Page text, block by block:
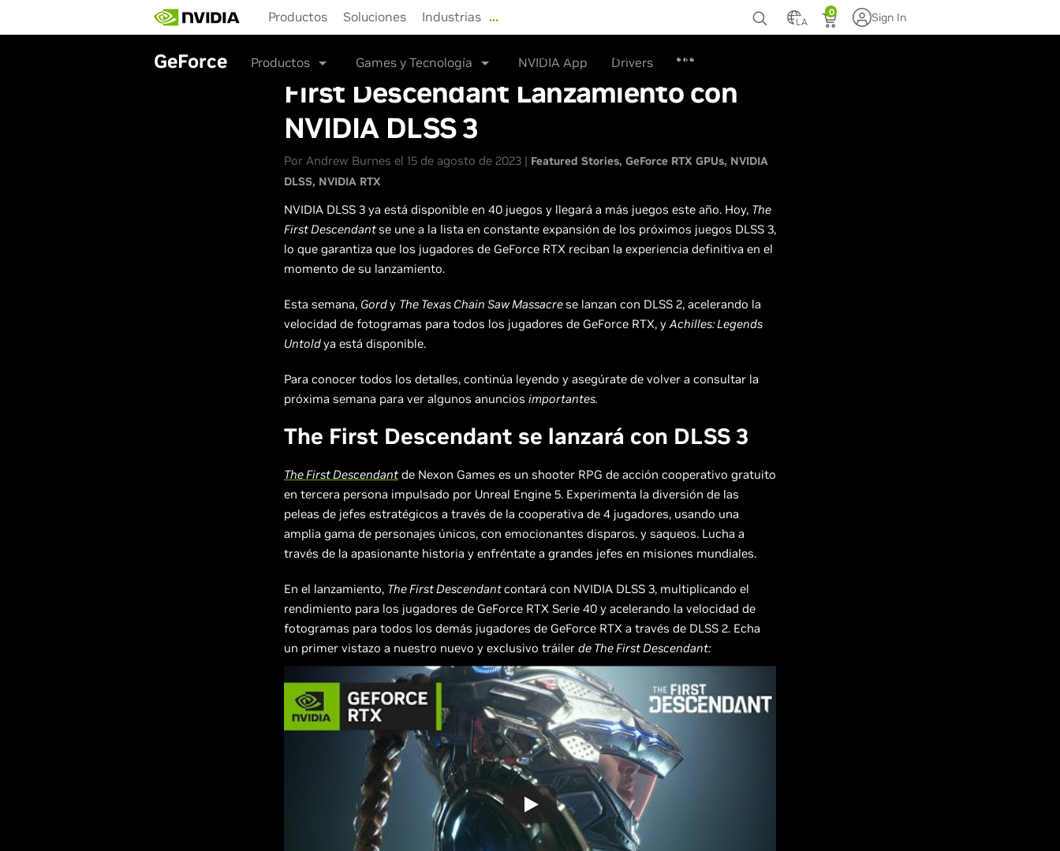
main
Productos Soluciones Industrias …
NVIDIA Store Drivers Soporte
LA
0 Sign In
GeForce Productos Games y Tecnología NVIDIA App Drivers
First Descendant Lanzamiento con
NVIDIA DLSS 3
Por Andrew Burnes el 15 de agosto de 2023 | Featured Stories GeForce RTX GPUs NVIDIA
DLSS NVIDIA RTX
NVIDIA DLSS 3 ya está disponible en 40 juegos y llegará a más juegos este año. Hoy, The
First Descendantse une a la lista en constante expansión de los próximos juegos DLSS 3,
lo que garantiza que los jugadores de GeForce RTX reciban la experiencia definitiva en el
momento de su lanzamiento.
Esta semana, Gordy The Texas Chain Saw Massacrese lanzan con DLSS 2, acelerando la
velocidad de fotogramas para todos los jugadores de GeForce RTX, yAchilles: Legends
Untoldya está disponible.
Para conocer todos los detalles, continúa leyendo y asegúrate de volver a consultar la
próxima semana para ver algunos anuncios importantes.
The First Descendant se lanzará con DLSS 3
The First Descendant de Nexon Games es un shooter RPG de acción cooperativo gratuito
en tercera persona impulsado por Unreal Engine 5. Experimenta la diversión de las
peleas de jefes estratégicos a través de la cooperativa de 4 jugadores, usando una
amplia gama de personajes únicos, con emocionantes disparos. y saqueos. Lucha a
través de la apasionante historia y enfréntate a grandes jefes en misiones mundiales.
En el lanzamiento, The First Descendantcontará con NVIDIA DLSS 3, multiplicando el
rendimiento para los jugadores de GeForce RTX Serie 40 y acelerando la velocidad de
fotogramas para todos los demás jugadores de GeForce RTX a través de DLSS 2. Echa
un primer vistazo a nuestro nuevo y exclusivo tráiler de The First Descendant: